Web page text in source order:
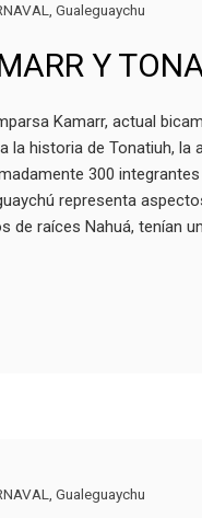
,Gualeguaychu
Y
Kamarr, actual
la historia de Tonatiuh,
300
representa
de raíces Nahuá, tenían
,Gualeguaychu